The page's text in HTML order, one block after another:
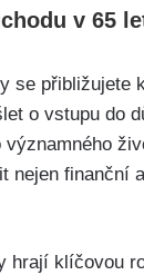
v 65
se přibližujete
o vstupu do
významného
nejen finanční
hrají klíčovou